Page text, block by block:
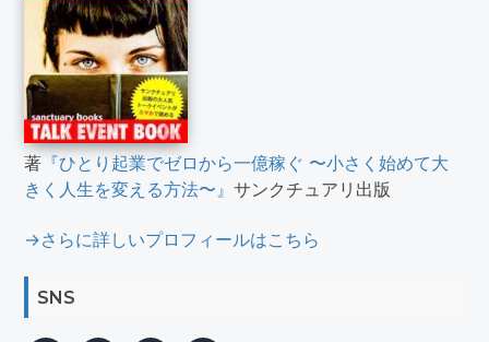
著 『ひとり起業でゼロから一億稼ぐ 〜小さく始めて大
きく人生を変える方法〜』サンクチュアリ出版
→さらに詳しいプロフィールはこちら
SNS